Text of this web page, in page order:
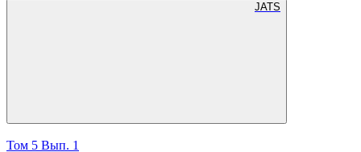
JATS
Том 5 Вып. 1